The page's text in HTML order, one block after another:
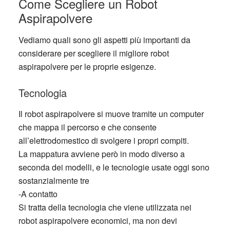
Aspirapolvere
Vediamo quali sono gli aspetti più importanti da
considerare per scegliere il migliore robot
aspirapolvere per le proprie esigenze.
Tecnologia
Il robot aspirapolvere si muove tramite un computer
che mappa il percorso e che consente
all’elettrodomestico di svolgere i propri compiti.
La mappatura avviene però in modo diverso a
seconda dei modelli, e le tecnologie usate oggi sono
sostanzialmente tre
-A contatto
Si tratta della tecnologia che viene utilizzata nei
robot aspirapolvere economici, ma non devi